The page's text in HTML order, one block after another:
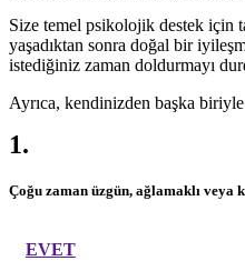
Size temel psikolojik destek için
yaşadıktan sonra doğal bir
istediğiniz zaman doldurmayı
Ayrıca, kendinizden başka
1.
Çoğu zaman üzgün, ağlamaklı veya
EVET